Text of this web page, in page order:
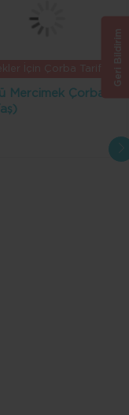
Mercimek Çorbası